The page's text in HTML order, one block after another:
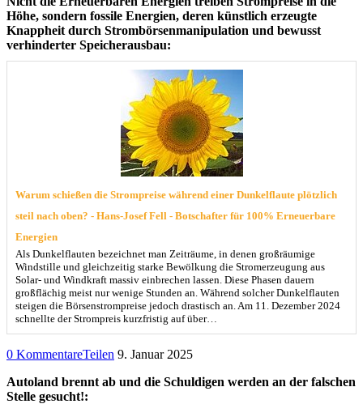
Höhe, sondern fossile Energien, deren künstlich erzeugte
Knappheit durch Strombörsenmanipulation und bewusst
verhinderter Speicherausbau:
Warum schießen die Strompreise während einer Dunkelflaute plötzlich
steil nach oben? - Hans-Josef Fell - Botschafter für 100% Erneuerbare
Energien
Als Dunkelflauten bezeichnet man Zeiträume, in denen großräumige
Windstille und gleichzeitig starke Bewölkung die Stromerzeugung aus
Solar- und Windkraft massiv einbrechen lassen. Diese Phasen dauern
großflächig meist nur wenige Stunden an. Während solcher Dunkelflauten
steigen die Börsenstrompreise jedoch drastisch an. Am 11. Dezember 2024
schnellte der Strompreis kurzfristig auf über…
0 KommentareTeilen 9. Januar 2025
Autoland brennt ab und die Schuldigen werden an der falschen
Stelle gesucht!: